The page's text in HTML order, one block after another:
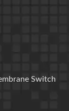
Switch